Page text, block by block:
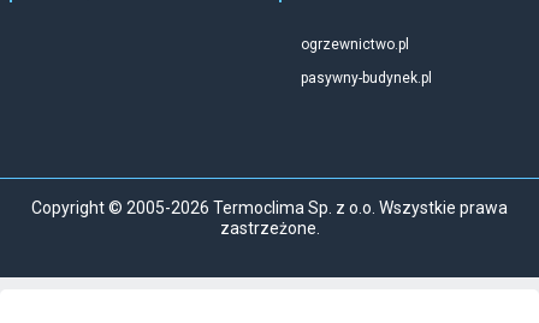
ogrzewnictwo.pl
pasywny-budynek.pl
Copyright © 2005-2026 Termoclima Sp. z o.o. Wszystkie prawa
zastrzeżone.